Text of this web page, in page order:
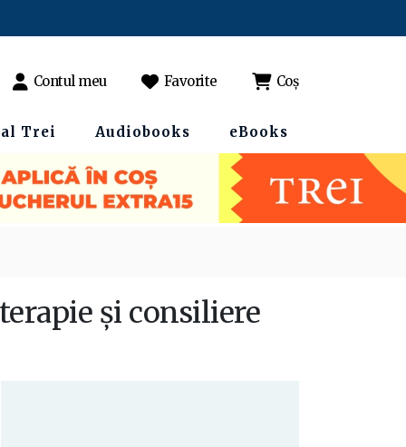
Contul meu Favorite Coș
Trei Audiobooks eBooks
și consiliere